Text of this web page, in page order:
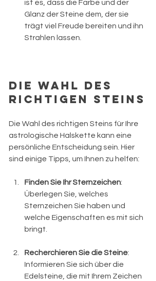
ist es, dass die Farbe und der
Glanz der Steine dem, der sie
trägt viel Freude bereiten und ihn
Strahlen lassen.
Die Wahl des
richtigen Steins
Die Wahl des richtigen Steins für Ihre
astrologische Halskette kann eine
persönliche Entscheidung sein. Hier
sind einige Tipps, um Ihnen zu helfen:
Finden Sie Ihr Sternzeichen:
Überlegen Sie, welches
Sternzeichen Sie haben und
welche Eigenschaften es mit sich
bringt.
Recherchieren Sie die Steine:
Informieren Sie sich über die
Edelsteine, die mit Ihrem Zeichen